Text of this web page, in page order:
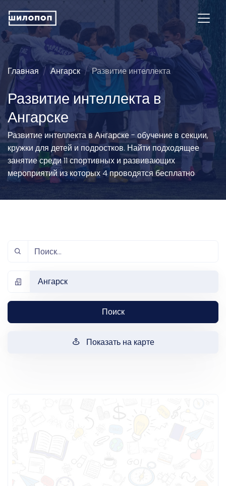
Главная Ангарск Развитие интеллекта
Развитие интеллекта в
Ангарске
Развитие интеллекта в Ангарске - обучение в секции,
кружки для детей и подростков. Найти подходящее
занятие среди 11 спортивных и развивающих
мероприятий из которых 4 проводятся бесплатно
Ангарск
Поиск
Показать на карте